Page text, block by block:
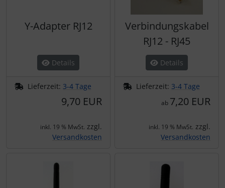
Y-Adapter RJ12
Details
Lieferzeit: 3-4 Tage
9,70 EUR
inkl. 19 % MwSt. zzgl.
Versandkosten
Verbindungskabel
RJ12 - RJ45
Details
Lieferzeit: 3-4 Tage
ab 7,20 EUR
inkl. 19 % MwSt. zzgl.
Versandkosten